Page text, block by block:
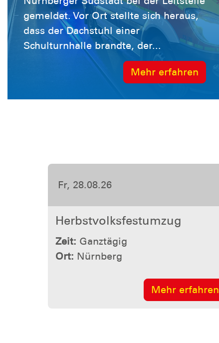
gemeldet. Vor Ort stellte sich heraus,
dass der Dachstuhl einer
Schulturnhalle brandte, der...
Mehr erfahren
Fr, 28.08.26
Herbstvolksfestumzug
Zeit: Ganztägig
Ort: Nürnberg
Mehr erfahren